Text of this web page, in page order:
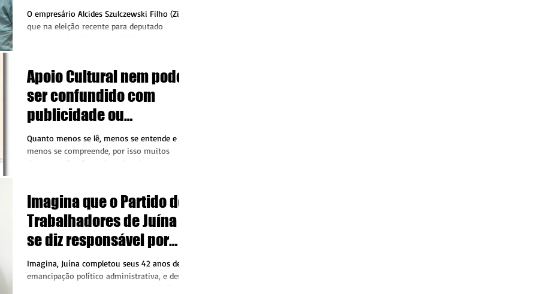
O empresário Alcides Szulczewski Filho (Zize),
que na eleição recente para deputado
estadual pelo PSD obteve 7215 votos e em
Apoio Cultural nem pode
ser confundido com
publicidade ou
propaganda
Quanto menos se lê, menos se entende e
menos se compreende, por isso muitos
devem confundir apoio cultural com
Imagina que o Partido dos
Trabalhadores de Juína
se diz responsável por
80% das obras do
município
Imagina, Juína completou seus 42 anos de
emancipação político administrativa, e deste
tempo, o Partido dos Trabalhadores (PT)